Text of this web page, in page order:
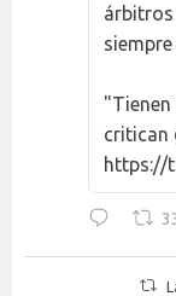
árbitros
"Tienen
critican
https://